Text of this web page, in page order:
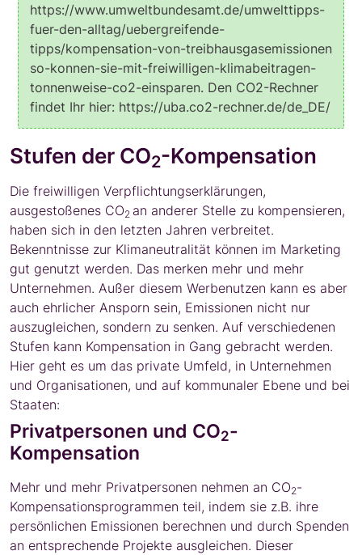
https://www.umweltbundesamt.de/umwelttipps-
fuer-den-alltag/uebergreifende-
tipps/kompensation-von-treibhausgasemissionen
so-konnen-sie-mit-freiwilligen-klimabeitragen-
tonnenweise-co2-einsparen. Den CO2-Rechner
findet Ihr hier: https://uba.co2-rechner.de/de_DE/
Stufen der CO2-Kompensation
Die freiwilligen Verpflichtungserklärungen,
ausgestoßenes CO2 an anderer Stelle zu kompensieren,
haben sich in den letzten Jahren verbreitet.
Bekenntnisse zur Klimaneutralität können im Marketing
gut genutzt werden. Das merken mehr und mehr
Unternehmen. Außer diesem Werbenutzen kann es aber
auch ehrlicher Ansporn sein, Emissionen nicht nur
auszugleichen, sondern zu senken. Auf verschiedenen
Stufen kann Kompensation in Gang gebracht werden.
Hier geht es um das private Umfeld, in Unternehmen
und Organisationen, und auf kommunaler Ebene und bei
Staaten:
Privatpersonen und CO2-
Kompensation
Mehr und mehr Privatpersonen nehmen an CO2-
Kompensationsprogrammen teil, indem sie z.B. ihre
persönlichen Emissionen berechnen und durch Spenden
an entsprechende Projekte ausgleichen. Dieser